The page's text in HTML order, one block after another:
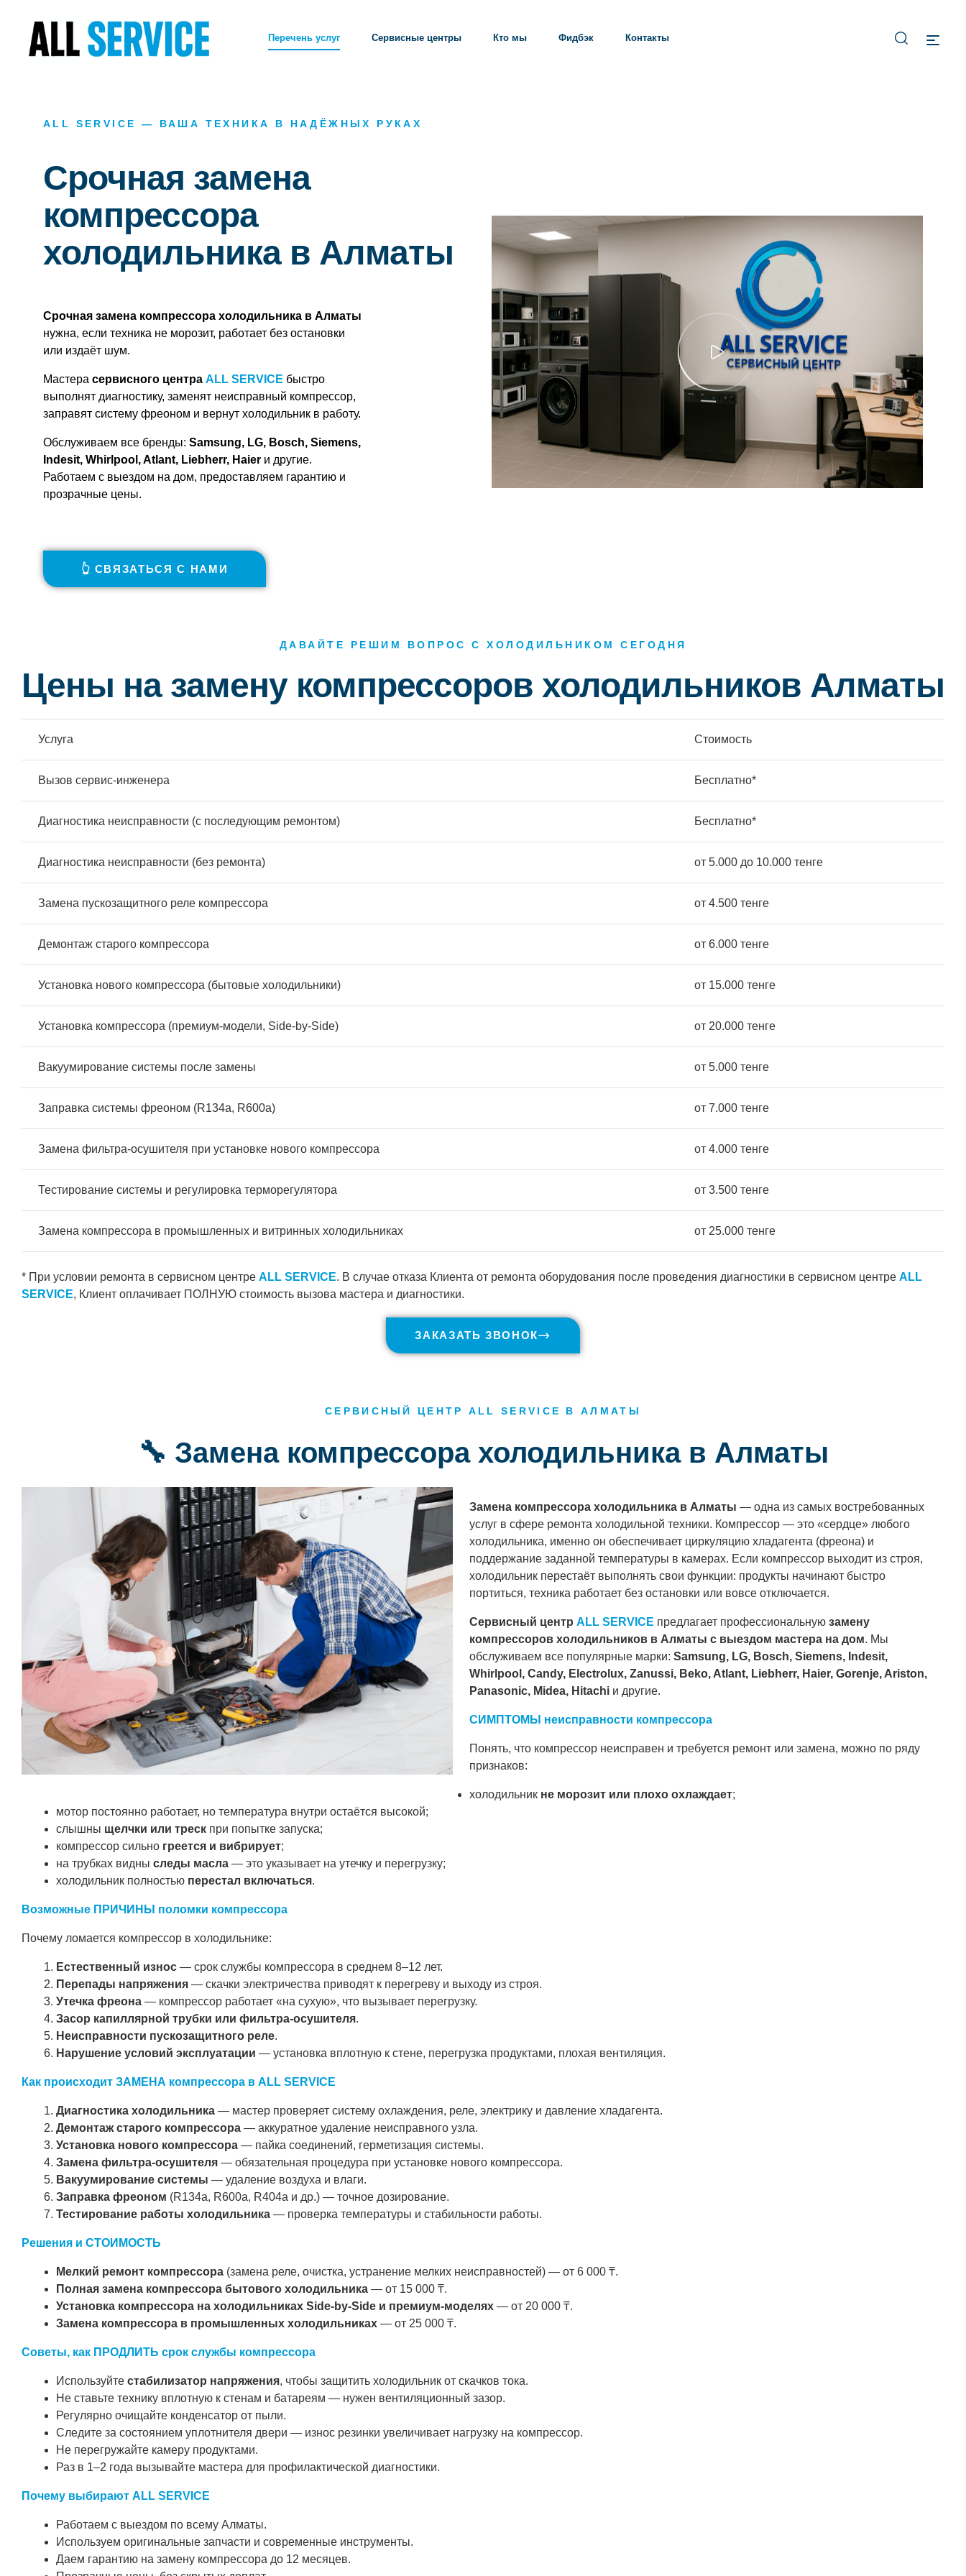
Перечень услуг Сервисные центры Кто мы Фидбэк Контакты
ALL SERVICE — ВАША ТЕХНИКА В НАДЁЖНЫХ РУКАХ
Срочная замена
компрессора
холодильника в Алматы
Срочная замена компрессора холодильника в Алматы
нужна, если техника не морозит, работает без остановки
или издаёт шум.
Мастера сервисного центра ALL SERVICE быстро
выполнят диагностику, заменят неисправный компрессор,
заправят систему фреоном и вернут холодильник в работу.
Обслуживаем все бренды: Samsung, LG, Bosch, Siemens,
Indesit, Whirlpool, Atlant, Liebherr, Haier и другие.
Работаем с выездом на дом, предоставляем гарантию и
прозрачные цены.
👆 СВЯЗАТЬСЯ С НАМИ
ДАВАЙТЕ РЕШИМ ВОПРОС С ХОЛОДИЛЬНИКОМ СЕГОДНЯ
Цены на замену компрессоров холодильников Алматы
Услуга Стоимость
Вызов сервис-инженера Бесплатно*
Диагностика неисправности (с последующим ремонтом) Бесплатно*
Диагностика неисправности (без ремонта) от 5.000 до 10.000 тенге
Замена пускозащитного реле компрессора от 4.500 тенге
Демонтаж старого компрессора от 6.000 тенге
Установка нового компрессора (бытовые холодильники) от 15.000 тенге
Установка компрессора (премиум-модели, Side-by-Side) от 20.000 тенге
Вакуумирование системы после замены от 5.000 тенге
Заправка системы фреоном (R134a, R600a) от 7.000 тенге
Замена фильтра-осушителя при установке нового компрессора от 4.000 тенге
Тестирование системы и регулировка терморегулятора от 3.500 тенге
Замена компрессора в промышленных и витринных холодильниках от 25.000 тенге
* При условии ремонта в сервисном центре ALL SERVICE. В случае отказа Клиента от ремонта оборудования после проведения диагностики в сервисном центре ALL
SERVICE, Клиент оплачивает ПОЛНУЮ стоимость вызова мастера и диагностики.
ЗАКАЗАТЬ ЗВОНОК
СЕРВИСНЫЙ ЦЕНТР ALL SERVICE В АЛМАТЫ
🔧 Замена компрессора холодильника в Алматы
Замена компрессора холодильника в Алматы — одна из самых востребованных
услуг в сфере ремонта холодильной техники. Компрессор — это «сердце» любого
холодильника, именно он обеспечивает циркуляцию хладагента (фреона) и
поддержание заданной температуры в камерах. Если компрессор выходит из строя,
холодильник перестаёт выполнять свои функции: продукты начинают быстро
портиться, техника работает без остановки или вовсе отключается.
Сервисный центр ALL SERVICE предлагает профессиональную замену
компрессоров холодильников в Алматы с выездом мастера на дом. Мы
обслуживаем все популярные марки: Samsung, LG, Bosch, Siemens, Indesit,
Whirlpool, Candy, Electrolux, Zanussi, Beko, Atlant, Liebherr, Haier, Gorenje, Ariston,
Panasonic, Midea, Hitachiи другие.
СИМПТОМЫ неисправности компрессора
Понять, что компрессор неисправен и требуется ремонт или замена, можно по ряду
признаков:
холодильник не морозит или плохо охлаждает;
мотор постоянно работает, но температура внутри остаётся высокой;
слышны щелчки или треск при попытке запуска;
компрессор сильно греется и вибрирует;
на трубках видны следы масла — это указывает на утечку и перегрузку;
холодильник полностью перестал включаться.
Возможные ПРИЧИНЫ поломки компрессора
Почему ломается компрессор в холодильнике:
Естественный износ — срок службы компрессора в среднем 8–12 лет.
Перепады напряжения — скачки электричества приводят к перегреву и выходу из строя.
Утечка фреона — компрессор работает «на сухую», что вызывает перегрузку.
Засор капиллярной трубки или фильтра-осушителя.
Неисправности пускозащитного реле.
Нарушение условий эксплуатации — установка вплотную к стене, перегрузка продуктами, плохая вентиляция.
Как происходит ЗАМЕНА компрессора в ALL SERVICE
Диагностика холодильника — мастер проверяет систему охлаждения, реле, электрику и давление хладагента.
Демонтаж старого компрессора — аккуратное удаление неисправного узла.
Установка нового компрессора — пайка соединений, герметизация системы.
Замена фильтра-осушителя — обязательная процедура при установке нового компрессора.
Вакуумирование системы — удаление воздуха и влаги.
Заправка фреоном (R134a, R600a, R404a и др.) — точное дозирование.
Тестирование работы холодильника — проверка температуры и стабильности работы.
Решения и СТОИМОСТЬ
Мелкий ремонт компрессора (замена реле, очистка, устранение мелких неисправностей) — от 6 000 ₸.
Полная замена компрессора бытового холодильника — от 15 000 ₸.
Установка компрессора на холодильниках Side-by-Side и премиум-моделях — от 20 000 ₸.
Замена компрессора в промышленных холодильниках — от 25 000 ₸.
Советы, как ПРОДЛИТЬ срок службы компрессора
Используйте стабилизатор напряжения, чтобы защитить холодильник от скачков тока.
Не ставьте технику вплотную к стенам и батареям — нужен вентиляционный зазор.
Регулярно очищайте конденсатор от пыли.
Следите за состоянием уплотнителя двери — износ резинки увеличивает нагрузку на компрессор.
Не перегружайте камеру продуктами.
Раз в 1–2 года вызывайте мастера для профилактической диагностики.
Почему выбирают ALL SERVICE
Работаем с выездом по всему Алматы.
Используем оригинальные запчасти и современные инструменты.
Даем гарантию на замену компрессора до 12 месяцев.